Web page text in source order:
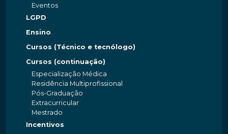
Eventos
LGPD
Ensino
Cursos (Técnico e tecnólogo)
Cursos (continuação)
Especialização Médica
Residência Multiprofissional
Pós-Graduação
Extracurricular
Mestrado
Incentivos